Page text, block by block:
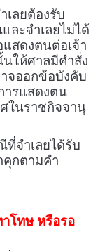
ลยต้องรับ
ะจำเลยไม่ได้
สดงตนต่อเจ้า
นให้ศาลมีคำสั่ง
จออกข้อบังคับ
ารแสดงตน
ในราชกิจจานุ
จำเลยได้รับ
คุกตามคำ
โทษ หรือรอ